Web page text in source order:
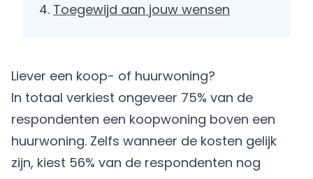
Toegewijd aan jouw wensen
Liever een koop- of huurwoning?
In totaal verkiest ongeveer 75% van de
respondenten een koopwoning boven een
huurwoning. Zelfs wanneer de kosten gelijk
zijn, kiest 56% van de respondenten nog